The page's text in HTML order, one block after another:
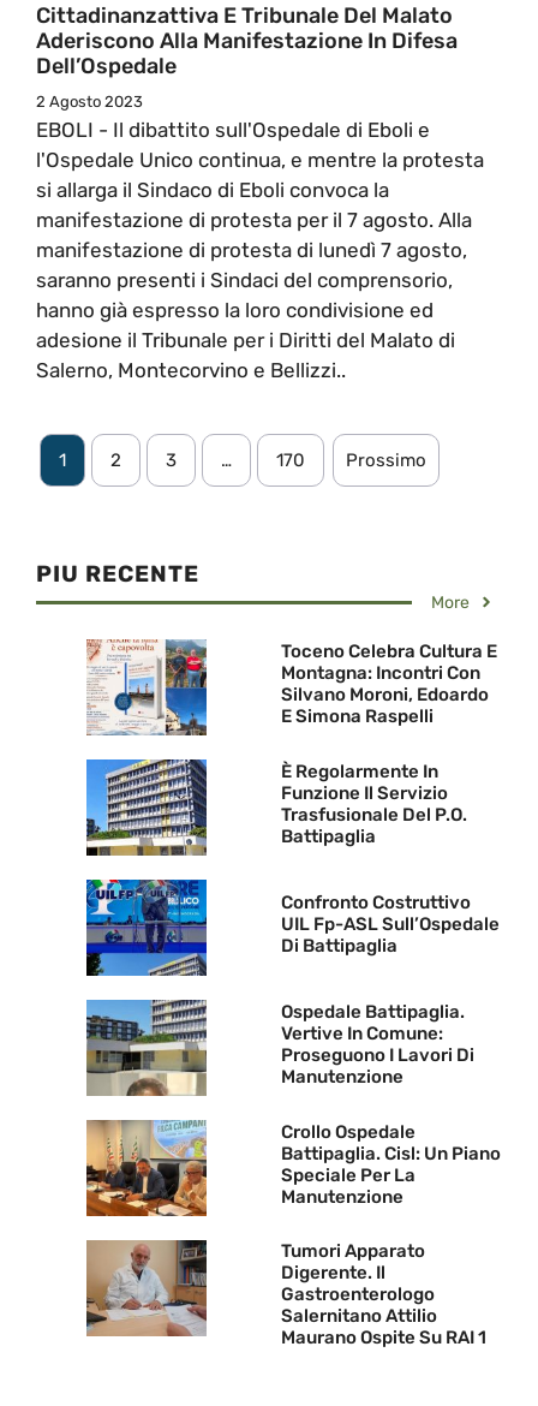
Cittadinanzattiva E Tribunale Del Malato
Aderiscono Alla Manifestazione In Difesa
Dell’Ospedale
2 Agosto 2023
EBOLI - Il dibattito sull'Ospedale di Eboli e
l'Ospedale Unico continua, e mentre la protesta
si allarga il Sindaco di Eboli convoca la
manifestazione di protesta per il 7 agosto. Alla
manifestazione di protesta di lunedì 7 agosto,
saranno presenti i Sindaci del comprensorio,
hanno già espresso la loro condivisione ed
adesione il Tribunale per i Diritti del Malato di
Salerno, Montecorvino e Bellizzi..
1 2 3 … 170 Prossimo
PIU RECENTE
More
Toceno Celebra Cultura E
Montagna: Incontri Con
Silvano Moroni, Edoardo
E Simona Raspelli
È Regolarmente In
Funzione Il Servizio
Trasfusionale Del P.O.
Battipaglia
Confronto Costruttivo
UIL Fp-ASL Sull’Ospedale
Di Battipaglia
Ospedale Battipaglia.
Vertive In Comune:
Proseguono I Lavori Di
Manutenzione
Crollo Ospedale
Battipaglia. Cisl: Un Piano
Speciale Per La
Manutenzione
Tumori Apparato
Digerente. Il
Gastroenterologo
Salernitano Attilio
Maurano Ospite Su RAI 1